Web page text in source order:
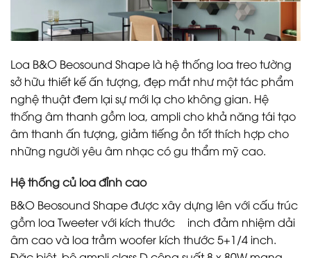
Loa B&O Beosound Shape là hệ thống loa treo tường
sở hữu thiết kế ấn tượng, đẹp mắt như một tác phẩm
nghệ thuật đem lại sự mới lạ cho không gian. Hệ
thống âm thanh gồm loa, ampli cho khả năng tái tạo
âm thanh ấn tượng, giảm tiếng ồn tốt thích hợp cho
những người yêu âm nhạc có gu thẩm mỹ cao.
Hệ thống củ loa đỉnh cao
B&O Beosound Shape được xây dựng lên với cấu trúc
gồm loa Tweeter với kích thước ¾ inch đảm nhiệm dải
âm cao và loa trầm woofer kích thước 5+1/4 inch.